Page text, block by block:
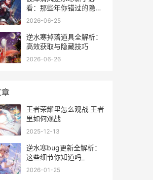
看：那些年你错过的隐藏
副本与心法搭配
2026-06-25
逆水寒掉落道具全解析：
高效获取与隐藏技巧
2026-06-26
王者荣耀里怎么观战 王者
里如何观战
2025-12-13
逆水寒bug更新全解析：
这些细节你知道吗_
2026-01-25